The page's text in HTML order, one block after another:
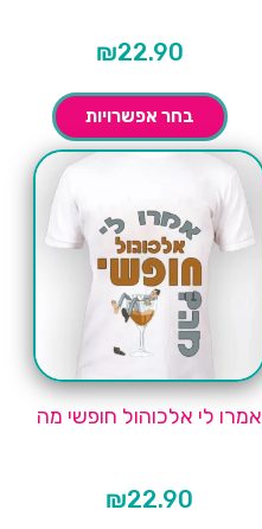
₪22.90
בחר אפשרויות
אמרו לי אלכוהול חופשי מה
₪22.90